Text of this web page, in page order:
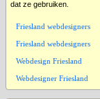
dat ze gebruiken.
Friesland webdesigners
Friesland webdesigners
Webdesign Friesland
Webdesigner Friesland